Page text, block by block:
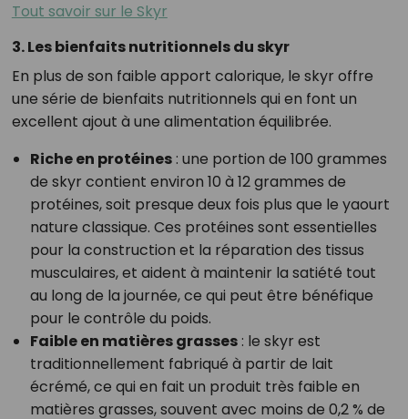
Tout savoir sur le Skyr
3. Les bienfaits nutritionnels du skyr
En plus de son faible apport calorique, le skyr offre
une série de bienfaits nutritionnels qui en font un
excellent ajout à une alimentation équilibrée.
Riche en protéines: une portion de 100 grammes
de skyr contient environ 10 à 12 grammes de
protéines, soit presque deux fois plus que le yaourt
nature classique. Ces protéines sont essentielles
pour la construction et la réparation des tissus
musculaires, et aident à maintenir la satiété tout
au long de la journée, ce qui peut être bénéfique
pour le contrôle du poids.
Faible en matières grasses: le skyr est
traditionnellement fabriqué à partir de lait
écrémé, ce qui en fait un produit très faible en
matières grasses, souvent avec moins de 0,2 % de